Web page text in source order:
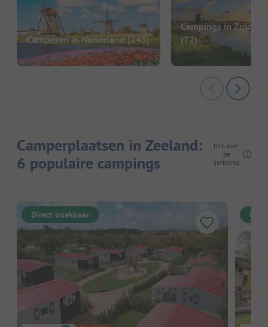
Kamperen in Nederland(243)
Campings in Zuid-
(72)
Camperplaatsen in Zeeland:
6 populaire campings
Info over
de
sortering
Direct boekbaar